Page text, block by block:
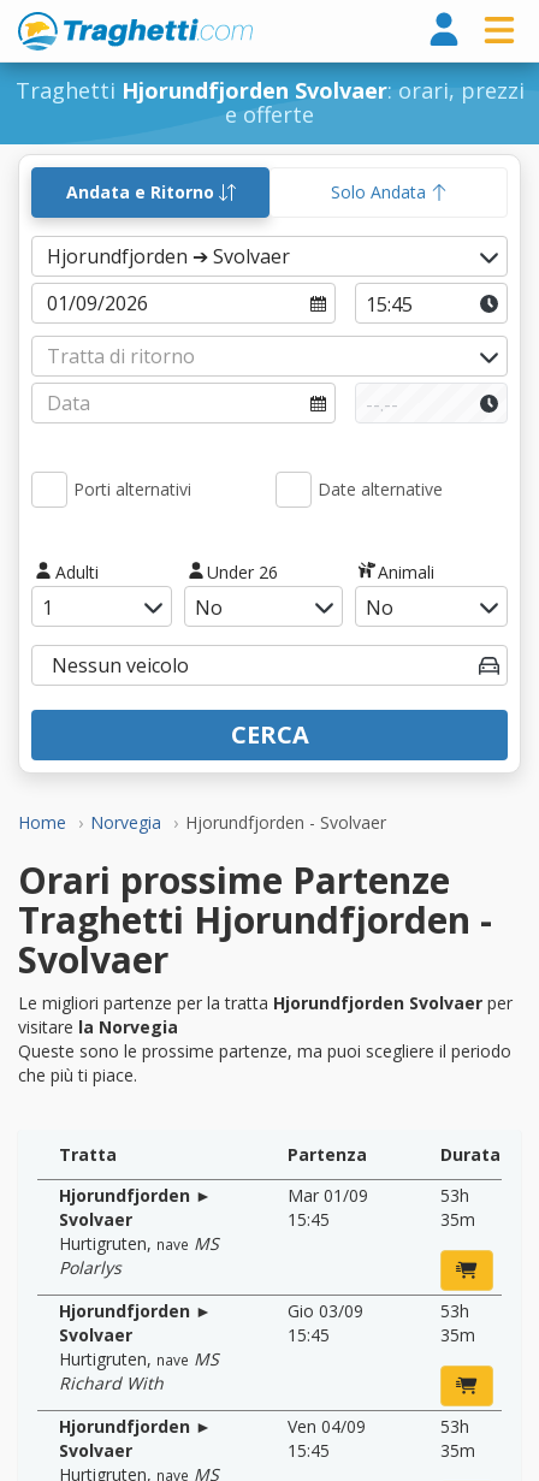
Traghetti Hjorundfjorden Svolvaer: orari, prezzi
e offerte
Home Norvegia Hjorundfjorden - Svolvaer
Andata e Ritorno Solo Andata
Porti alternativi Date alternative
Adulti Under 26 Animali
CERCA
Orari prossime Partenze
Traghetti Hjorundfjorden -
Svolvaer
Le migliori partenze per la tratta Hjorundfjorden Svolvaer per
visitare la Norvegia
Queste sono le prossime partenze, ma puoi scegliere il periodo
che più ti piace.
Tratta Partenza
Durata
Hjorundfjorden ►
Svolvaer
Hurtigruten, nave MS
Polarlys
Mar 01/09
15:45
53h
35m
Hjorundfjorden ►
Svolvaer
Hurtigruten, nave MS
Richard With
Gio 03/09
15:45
53h
35m
Hjorundfjorden ►
Svolvaer
Hurtigruten, nave MS
Ven 04/09
15:45
53h
35m